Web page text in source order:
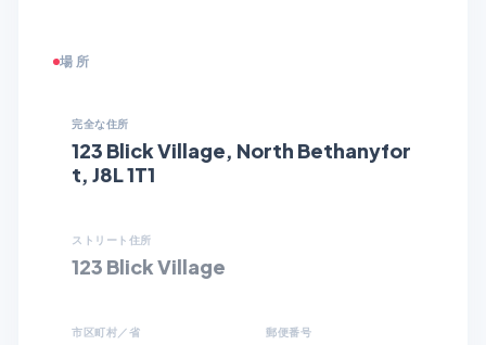
場所
完全な住所
123 Blick Village, North Bethanyfor
t, J8L 1T1
ストリート住所
123 Blick Village
市区町村／省 郵便番号